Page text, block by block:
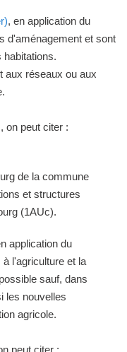
, en application du
d'aménagement et sont
habitations.
aux réseaux ou aux
on peut citer :
de la commune
et structures
(1AUc).
application du
l'agriculture et la
sauf, dans
les nouvelles
agricole.
peut citer :